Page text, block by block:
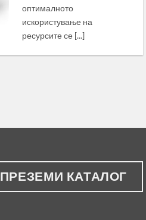
оптималното
искористување на
ресурсите се [...]
ПРЕЗЕМИ КАТАЛОГ